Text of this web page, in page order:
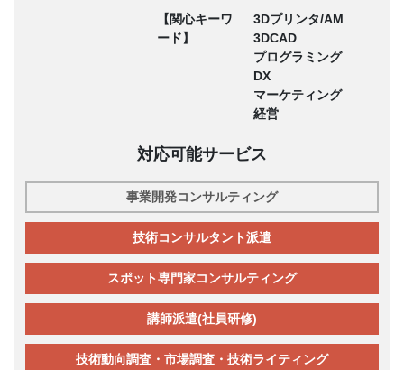
【関心キーワ
ード】
3Dプリンタ/AM
3DCAD
プログラミング
DX
マーケティング
経営
対応可能サービス
事業開発コンサルティング
技術コンサルタント派遣
スポット専門家コンサルティング
講師派遣(社員研修)
技術動向調査・市場調査・技術ライティング